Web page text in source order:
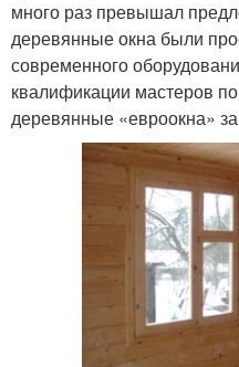
много раз превышал
деревянные окна были
современного
квалификации мастеров
деревянные «евроокна»